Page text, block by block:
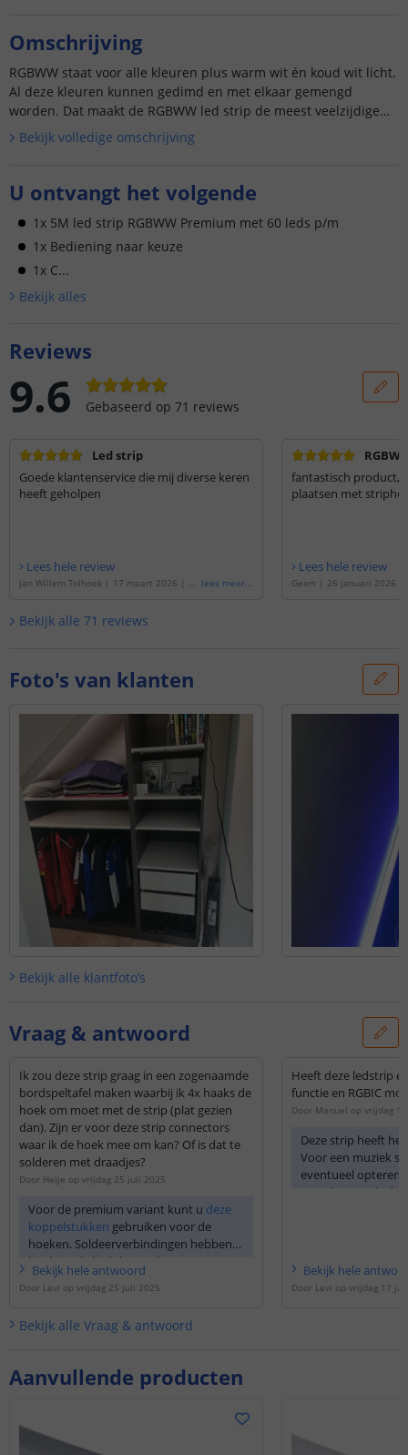
Omschrijving
RGBWW staat voor alle kleuren plus warm wit én koud wit licht.
Al deze kleuren kunnen gedimd en met elkaar gemengd
worden. Dat maakt de RGBWW led strip de meest veelzijdige
led str...
Bekijk volledige omschrijving
U ontvangt het volgende
1x 5M led strip RGBWW Premium met 60 leds p/m
1x Bediening naar keuze
1x C...
Bekijk alles
Aanvullende producten
Reviews
9.6 Gebaseerd op 71 reviews
Led strip
Goede klantenservice die mij diverse keren
heeft geholpen
Lees hele review
jan Willem Tolhoek | 17 maart 2026 | Ge lees meer...
fantastisch product,
plaatsen met
Lees hele review
Geert | 26 januari 2026
Bekijk alle 71 reviews
Foto's van klanten
Bekijk alle klantfoto’s
Vraag & antwoord
Ik zou deze strip graag in een zogenaamde
bordspeltafel maken waarbij ik 4x haaks de
hoek om moet met de strip (plat gezien
dan). Zijn er voor deze strip connectors
waar ik de hoek mee om kan? Of is dat te
solderen met draadjes?
Door Heije op vrijdag 25 juli 2025
Voor de premium variant kunt u deze
koppelstukken gebruiken voor de
hoeken. Soldeerverbindingen hebben
hierbij wel altijd de voorkeur.
Bekijk hele antwoord
Door Levi op vrijdag 25 juli 2025
Heeft deze ledstrip
functie en RGBIC
Door Manuel op vrijdag
Deze strip heeft
Voor een muziek
eventueel opteren
app, dan wordt
Bekijk hele
Door Levi op vrijdag 17
Bekijk alle Vraag & antwoord